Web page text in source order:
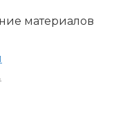
материалов